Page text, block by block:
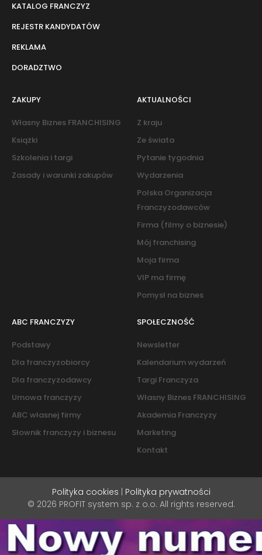
KATALOG FRANCZYZ
REJESTR KANDYDATÓW
REKLAMA
DORADZTWO
ZAKUPY
Własny Biznes FRANCHISING
Książki
Szkolenia i targi
Zasady i warunki zakupów
AKTUALNOŚCI
Z kraju
Ze świata
Pytanie tygodnia
Wydarzenia
Polska Organizacja
Franczyzodawców
Firma (filmy o biznesie)
Mój franchising
Moja firma
VIP ma firmę
Pomysł na biznes
ABC FRANCZYZY
Podstawy
Dla franczyzobiorcy
Dla franczyzodawcy
Umowa franczyzy
ABC własnej firmy
Słownik franczyzy i biznesu
SPOŁECZNOŚĆ
Newsletter
Kalendarium wydarzeń
Targi Franczyza
Własny Biznes FRANCHISING
Akademia Franczyzy
Marketing
Kontakt
Polityka cookies
Polityka prywatności
© 2026 PROFIT system sp. z o.o. All rights reserved.